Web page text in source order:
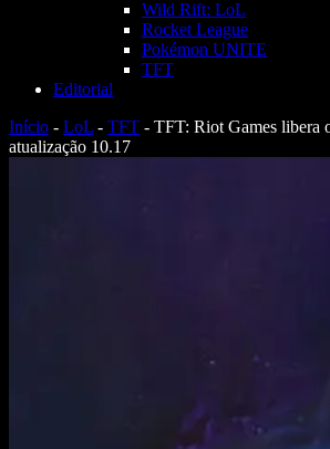
Wild Rift: LoL
Rocket League
Pokémon UNITE
TFT
Editorial
Início - LoL - TFT - TFT: Riot Games libera
atualização 10.17